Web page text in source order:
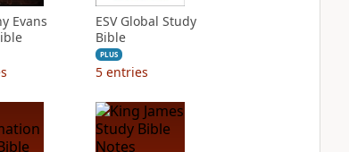
Evans
ESV Global Study
Bible
PLUS
5 entries